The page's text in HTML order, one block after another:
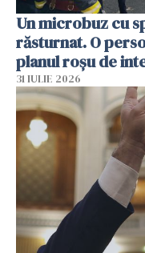
Un microbuz cu
răsturnat. O
planul roșu de
31 IULIE 2026